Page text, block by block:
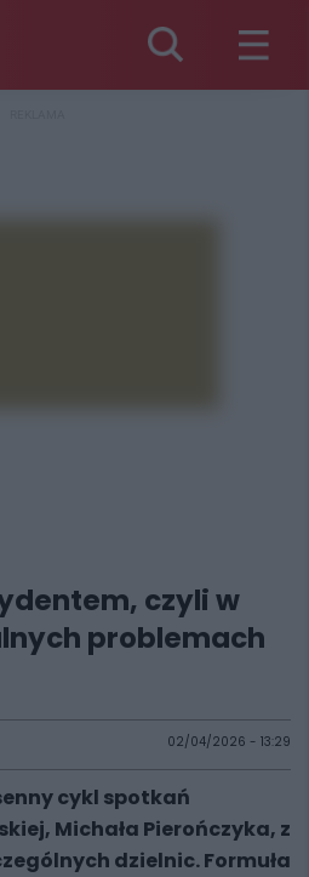
czyli w
problemach
02/04/2026 - 13:29
cykl spotkań
Michała Pierończyka, z
dzielnic. Formuła